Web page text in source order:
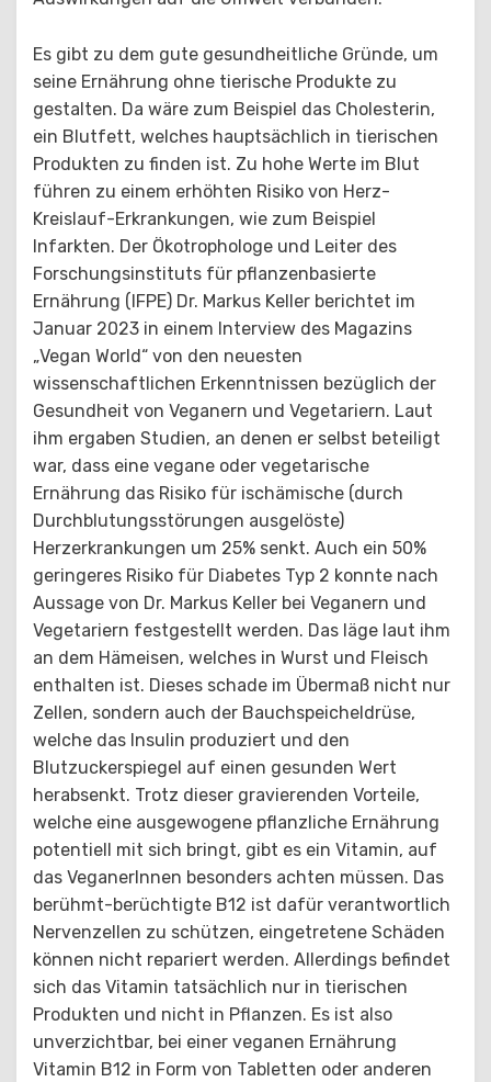
Es gibt zu dem gute gesundheitliche Gründe, um
seine Ernährung ohne tierische Produkte zu
gestalten. Da wäre zum Beispiel das Cholesterin,
ein Blutfett, welches hauptsächlich in tierischen
Produkten zu finden ist. Zu hohe Werte im Blut
führen zu einem erhöhten Risiko von Herz-
Kreislauf-Erkrankungen, wie zum Beispiel
Infarkten. Der Ökotrophologe und Leiter des
Forschungsinstituts für pflanzenbasierte
Ernährung (IFPE) Dr. Markus Keller berichtet im
Januar 2023 in einem Interview des Magazins
„Vegan World“ von den neuesten
wissenschaftlichen Erkenntnissen bezüglich der
Gesundheit von Veganern und Vegetariern. Laut
ihm ergaben Studien, an denen er selbst beteiligt
war, dass eine vegane oder vegetarische
Ernährung das Risiko für ischämische (durch
Durchblutungsstörungen ausgelöste)
Herzerkrankungen um 25% senkt. Auch ein 50%
geringeres Risiko für Diabetes Typ 2 konnte nach
Aussage von Dr. Markus Keller bei Veganern und
Vegetariern festgestellt werden. Das läge laut ihm
an dem Hämeisen, welches in Wurst und Fleisch
enthalten ist. Dieses schade im Übermaß nicht nur
Zellen, sondern auch der Bauchspeicheldrüse,
welche das Insulin produziert und den
Blutzuckerspiegel auf einen gesunden Wert
herabsenkt. Trotz dieser gravierenden Vorteile,
welche eine ausgewogene pflanzliche Ernährung
potentiell mit sich bringt, gibt es ein Vitamin, auf
das VeganerInnen besonders achten müssen. Das
berühmt-berüchtigte B12 ist dafür verantwortlich
Nervenzellen zu schützen, eingetretene Schäden
können nicht repariert werden. Allerdings befindet
sich das Vitamin tatsächlich nur in tierischen
Produkten und nicht in Pflanzen. Es ist also
unverzichtbar, bei einer veganen Ernährung
Vitamin B12 in Form von Tabletten oder anderen